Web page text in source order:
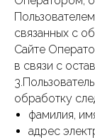
связанных с
Сайте
в связи с
обработку
фамилия,
адрес